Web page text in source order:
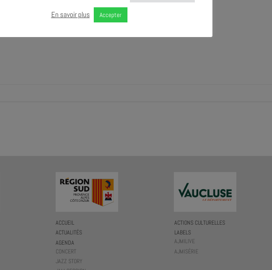
ACCUEIL
ACTUALITÉS
AGENDA
CONCERT
JAZZ STORY
ACTIONS CULTURELLES
LABELS
AJMILIVE
AJMISÉRIE
En savoir plus Accepter